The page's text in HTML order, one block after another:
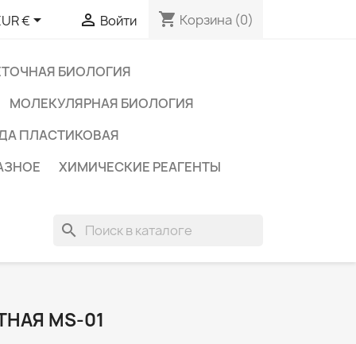
€  Войти shopping_cart Корзина (0)
БИОЛОГИЯ
МОЛЕКУЛЯРНАЯ БИОЛОГИЯ
ПЛАСТИКОВАЯ
ХИМИЧЕСКИЕ РЕАГЕНТЫ
search
MS-01